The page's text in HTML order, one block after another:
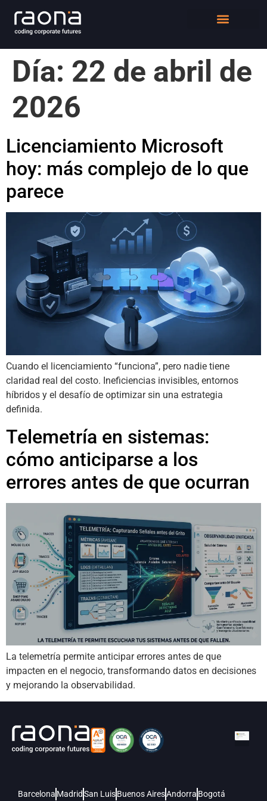
Día: 22 de abril de
2026
Licenciamiento Microsoft
hoy: más complejo de lo que
parece
Cuando el licenciamiento “funciona”, pero nadie tiene
claridad real del costo. Ineficiencias invisibles, entornos
híbridos y el desafío de optimizar sin una estrategia
definida.
Telemetría en sistemas:
cómo anticiparse a los
errores antes de que ocurran
La telemetría permite anticipar errores antes de que
impacten en el negocio, transformando datos en decisiones
y mejorando la observabilidad.
Barcelona MadridSan LuisBuenos AiresAndorra Bogotá